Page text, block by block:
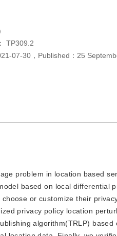
TP309.2
07-30 ， Published： 25
problem in location based
based on local differential
or customize their
privacy policy location
algorithm(TRLP)